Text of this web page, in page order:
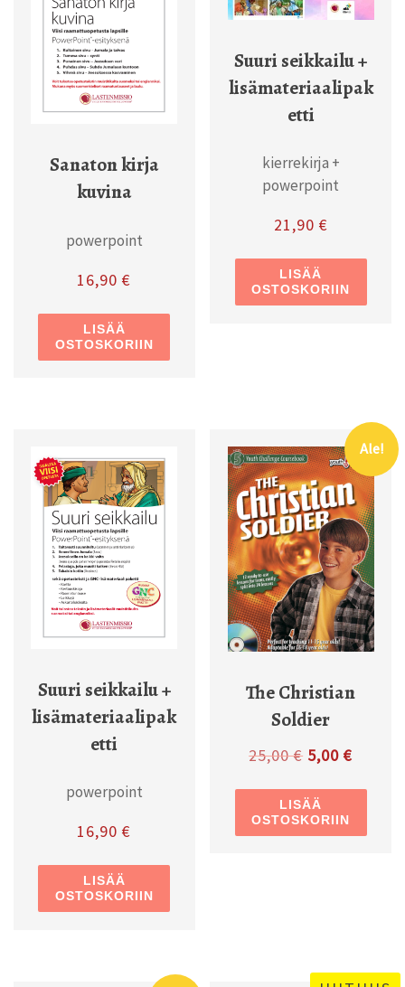
Sanaton kirja
kuvina
powerpoint
16,90€
LISÄÄ
OSTOSKORIIN
Suuri seikkailu +
lisämateriaalipak
etti
kierrekirja +
powerpoint
21,90 €
LISÄÄ
OSTOSKORIIN
Suuri seikkailu +
lisämateriaalipak
etti
powerpoint
16,90€
LISÄÄ
OSTOSKORIIN
Ale!
The Christian
Soldier
25,00€ 5,00€
LISÄÄ
OSTOSKORIIN